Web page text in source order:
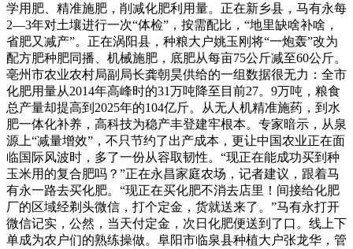
学用肥、精准施肥，削减化肥利用量。正在新乡县，马有永每
2—3年对土壤进行一次“体检”，按需配比，“地里缺啥补啥，
省肥又减产”。正在涡阳县，种粮大户姚玉刚将“一炮轰”改为
配方肥种肥同播、机械施肥，底肥从每亩75公斤减至60公斤。
亳州市农业农村局副局长龚朝昊供给的一组数据很无力：全市
化肥用量从2014年高峰时的31万吨降至目前27。9万吨，粮食
总产量却提高到2025年的104亿斤。从无人机精准施药，到水
肥一体化补养，高科技为稳产丰登建牢根本。专家暗示，从泉
源上“减量增效”，不只节约了出产成本，更让中国农业正在面
临国际风波时，多了一份从容取韧性。“现正在能成功买到种
玉米用的复合肥吗？”正在永昌家庭农场，记者建议，跟着马
有永一路去买化肥。“现正在买化肥不消去店里！间接给化肥
厂的区域经剃头微信，打个定金，货就送来了。”马有永打开
微信记实，公然，当天付定金，次日化肥便送到了口。线上下
单成为农户们的熟练操做。阜阳市临泉县种植大户张龙华，管